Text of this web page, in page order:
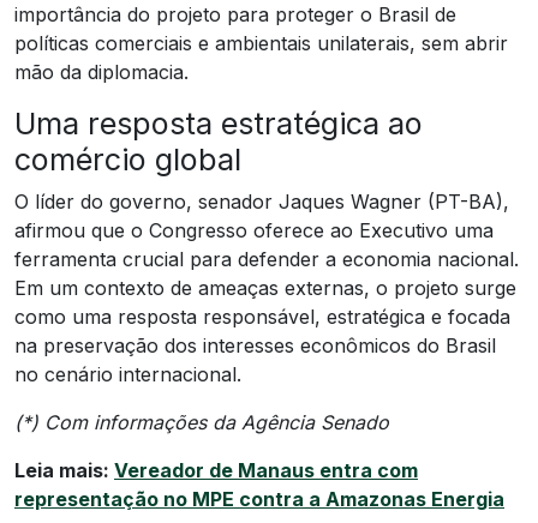
importância do projeto para proteger o Brasil de
políticas comerciais e ambientais unilaterais, sem abrir
mão da diplomacia.
Uma resposta estratégica ao
comércio global
O líder do governo, senador Jaques Wagner (PT-BA),
afirmou que o Congresso oferece ao Executivo uma
ferramenta crucial para defender a economia nacional.
Em um contexto de ameaças externas, o projeto surge
como uma resposta responsável, estratégica e focada
na preservação dos interesses econômicos do Brasil
no cenário internacional.
(*) Com informações da Agência Senado
Leia mais: Vereador de Manaus entra com
representação no MPE contra a Amazonas Energia